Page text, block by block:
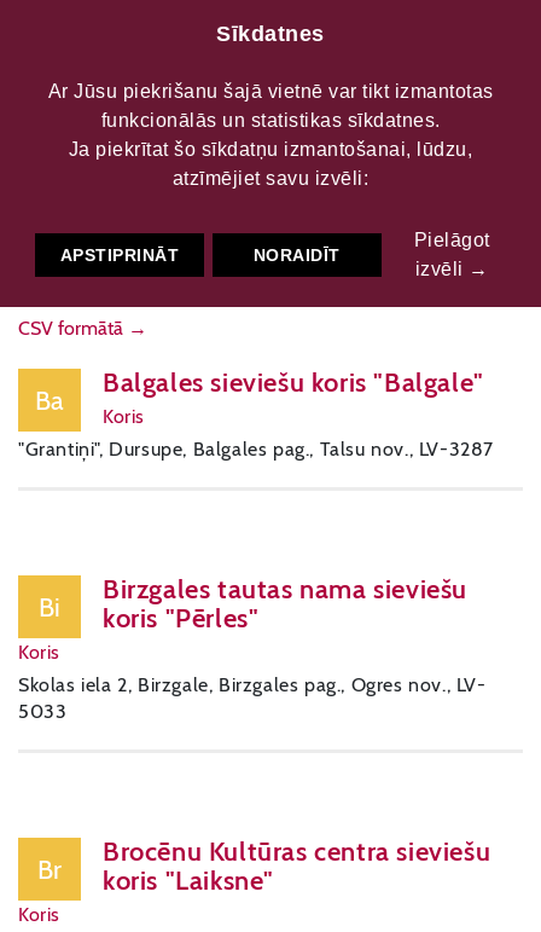
Mākslinieciskie kolektīvi
KARTE
CSV formātā →
FILTRS
Ba
Balgales sieviešu koris "Balgale"
Koris
"Grantiņi", Dursupe, Balgales pag., Talsu nov., LV-3287
Bi
Birzgales tautas nama sieviešu
koris "Pērles"
Koris
Skolas iela 2, Birzgale, Birzgales pag., Ogres nov., LV-
5033
Br
Brocēnu Kultūras centra sieviešu
koris "Laiksne"
Koris
Sīkdatnes
Ar Jūsu piekrišanu šajā vietnē var tikt izmantotas
funkcionālās un statistikas sīkdatnes.
Ja piekrītat šo sīkdatņu izmantošanai, lūdzu,
atzīmējiet savu izvēli:
APSTIPRINĀT NORAIDĪT
Pielāgot
izvēli →